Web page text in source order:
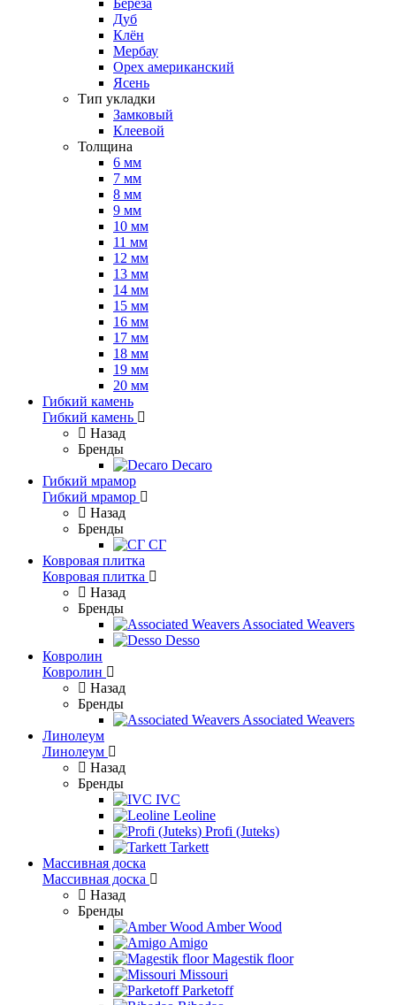
Берёза
Дуб
Клён
Мербау
Орех американский
Ясень
Тип укладки
Замковый
Клеевой
Толщина
6 мм
7 мм
8 мм
9 мм
10 мм
11 мм
12 мм
13 мм
14 мм
15 мм
16 мм
17 мм
18 мм
19 мм
20 мм
Гибкий камень
Гибкий камень
Назад
Бренды
Decaro
Гибкий мрамор
Гибкий мрамор
Назад
Бренды
СГ
Ковровая плитка
Ковровая плитка
Назад
Бренды
Associated Weavers
Desso
Ковролин
Ковролин
Назад
Бренды
Associated Weavers
Линолеум
Линолеум
Назад
Бренды
IVC
Leoline
Profi (Juteks)
Tarkett
Массивная доска
Массивная доска
Назад
Бренды
Amber Wood
Amigo
Magestik floor
Missouri
Parketoff